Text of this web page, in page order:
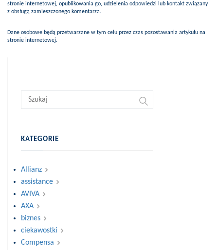
stronie internetowej, opublikowania go, udzielenia odpowiedzi lub kontakt związany
z obsługą zamieszczonego komentarza.
Dane osobowe będą przetwarzane w tym celu przez czas pozostawania artykułu na
stronie internetowej.
KATEGORIE
Allianz
assistance
AVIVA
AXA
biznes
ciekawostki
Compensa